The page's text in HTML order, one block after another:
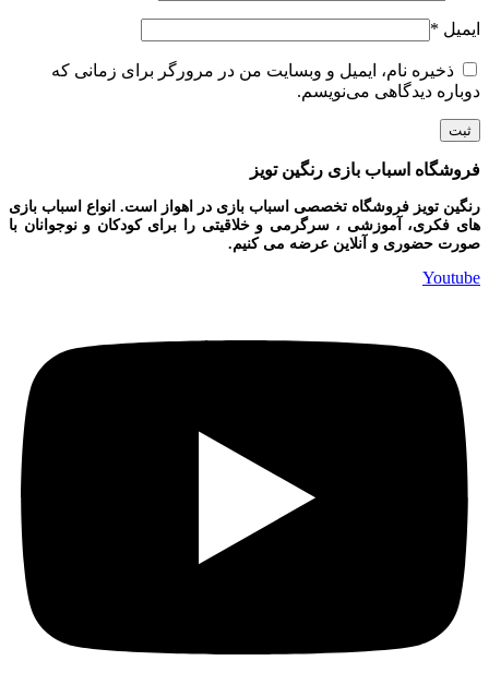
ایمیل *
ذخیره نام، ایمیل و وبسایت من در مرورگر برای زمانی که
دوباره دیدگاهی می‌نویسم.
فروشگاه اسباب بازی رنگین تویز
رنگین تویز فروشگاه تخصصی اسباب بازی در اهواز است. انواع اسباب بازی
های فکری، آموزشی ، سرگرمی و خلاقیتی را برای کودکان و نوجوانان با
صورت حضوری و آنلاین عرضه می کنیم.
Youtube